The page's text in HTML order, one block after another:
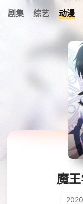
剧集 综艺 动漫
我的观
暂
魔
2020